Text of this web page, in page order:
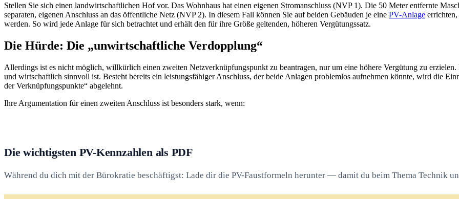
Stellen Sie sich einen landwirtschaftlichen Hof vor. Das Wohnhaus hat einen eigenen Stromanschluss (NVP 1). Die 50 Meter entfernte
separaten, eigenen Anschluss an das öffentliche Netz (NVP 2). In diesem Fall können Sie auf beiden Gebäuden je eine PV-Anlage
werden. So wird jede Anlage für sich betrachtet und erhält den für ihre Größe geltenden, höheren Vergütungssatz.
Die Hürde: Die „unwirtschaftliche Verdopplung“
Allerdings ist es nicht möglich, willkürlich einen zweiten Netzverknüpfungspunkt zu beantragen, nur um eine höhere Vergütung zu
und wirtschaftlich sinnvoll ist. Besteht bereits ein leistungsfähiger Anschluss, der beide Anlagen problemlos aufnehmen könnte, wird die
der Verknüpfungspunkte“ abgelehnt.
Ihre Argumentation für einen zweiten Anschluss ist besonders stark, wenn:
Die wichtigsten PV-Kennzahlen als PDF
Während du dich mit der Bürokratie beschäftigst: Lade dir die PV-Faustformeln herunter — damit du beim Thema Technik